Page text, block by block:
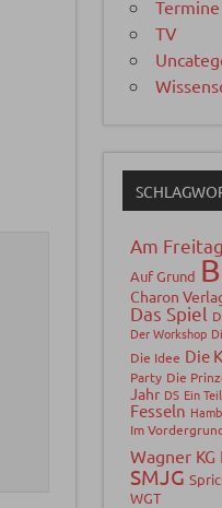
Termine
TV
Am Freitag
Auf Grund
Charon
Das Spiel
Der Workshop
Die Idee Die
Party Die
Jahr DS Ein
Fesseln
Im
Wagner KG
SMJG
WGT